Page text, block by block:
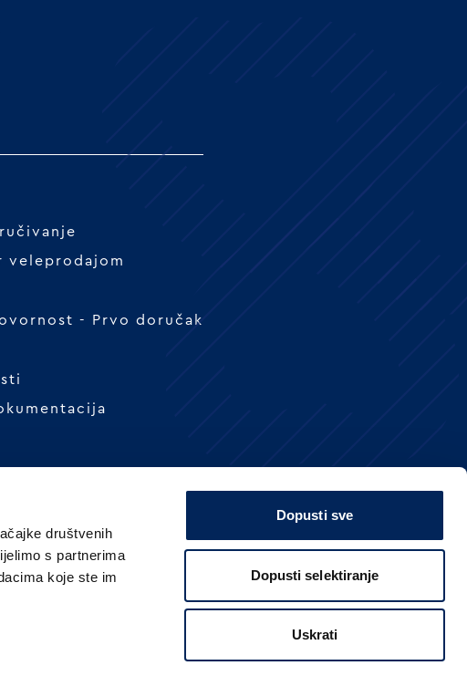
društvenih
s partnerima
koje ste im
Dopusti sve
Dopusti selektiranje
Uskrati
veleprodajom
- Prvo doručak